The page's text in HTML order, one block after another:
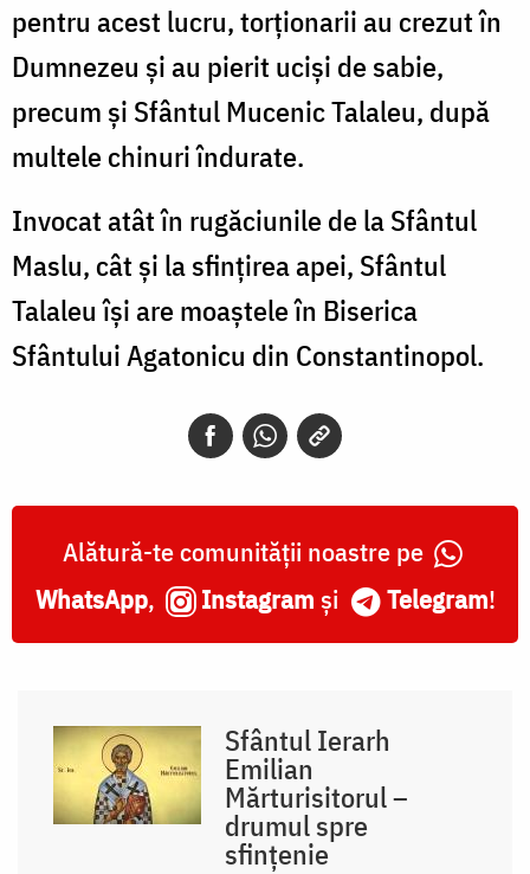
pentru acest lucru, torționarii au crezut în
Dumnezeu și au pierit uciși de sabie,
precum și Sfântul Mucenic Talaleu, după
multele chinuri îndurate.
Invocat atât în rugăciunile de la Sfântul
Maslu, cât și la sfințirea apei, Sfântul
Talaleu își are moaștele în Biserica
Sfântului Agatonicu din Constantinopol.
Alătură-te comunității noastre pe
WhatsApp, Instagram și Telegram!
Sfântul Ierarh
Emilian
Mărturisitorul –
drumul spre
sfințenie